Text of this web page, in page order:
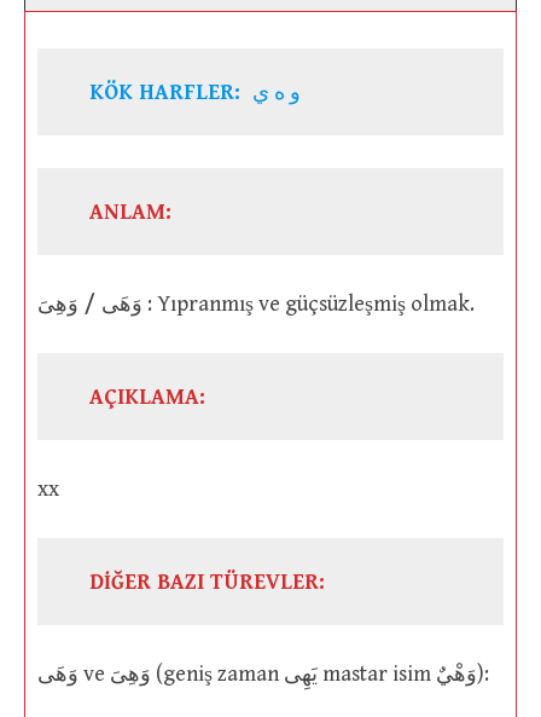
KÖK HARFLER: و ه ي
ANLAM:
وَهَى / وَهِىَ : Yıpranmış ve güçsüzleşmiş olmak.
AÇIKLAMA:
xx
DİĞER BAZI TÜREVLER:
وَهَى ve وَهِىَ (geniş zaman يَهِى mastar isim وَهْيٌ):